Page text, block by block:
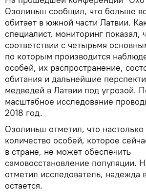
Озолиньш сообщил, что больше
обитает в южной части Латвии.
специалист, мониторинг показал,
соответствии с четырьмя
по которым производится
особей, их распространение,
обитания и дальнейшие
медведей в Латвии под угрозой.
масштабное исследование
2018 год.
Озолиньш отметил, что
количество особей, которое
в стране, не может обеспечить
самовосстановление популяции.
отметил исследователь, надежда
остается.